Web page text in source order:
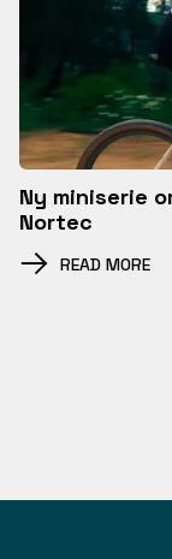
Ny miniserie
Nortec
READ MORE